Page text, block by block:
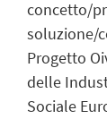
concetto/
soluzione/
Progetto
delle
Sociale